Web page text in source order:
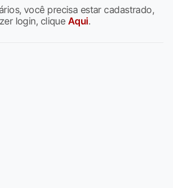
você precisa estar cadastrado,
login, clique Aqui.